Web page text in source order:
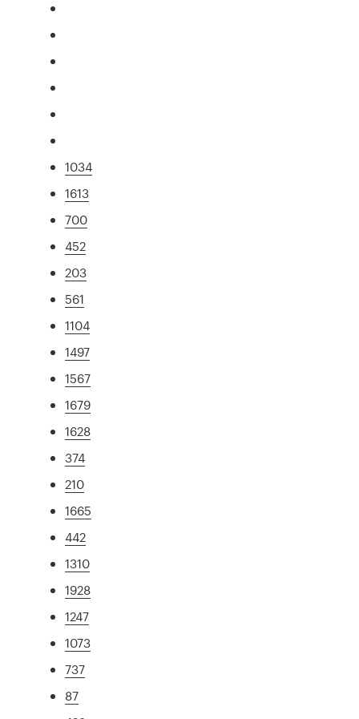
1034
1613
700
452
203
561
1104
1497
1567
1679
1628
374
210
1665
442
1310
1928
1247
1073
737
87